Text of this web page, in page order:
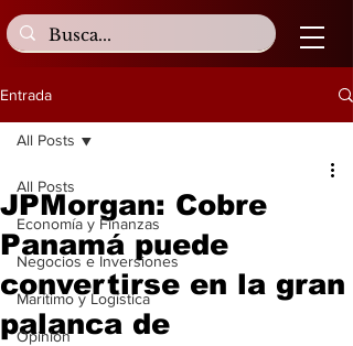
Entrada
All Posts
Economía y Finanzas
Negocios e Inversiones
Marítimo y Logística
Opinión
All Posts
JPMorgan: Cobre
Panamá puede
convertirse en la gran
palanca de